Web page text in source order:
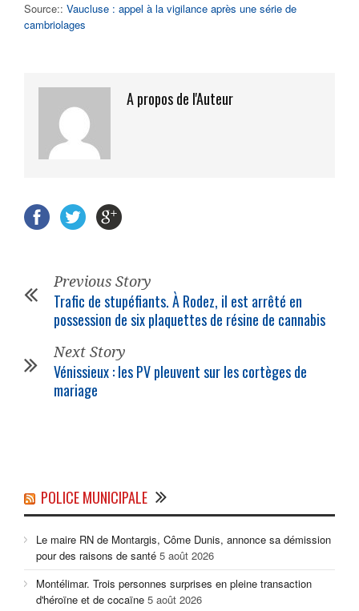
Source:: Vaucluse : appel à la vigilance après une série de
cambriolages
A propos de l'Auteur
Previous Story
Trafic de stupéfiants. À Rodez, il est arrêté en
possession de six plaquettes de résine de cannabis
Next Story
Vénissieux : les PV pleuvent sur les cortèges de
mariage
POLICE MUNICIPALE
Le maire RN de Montargis, Côme Dunis, annonce sa démission
pour des raisons de santé 5 août 2026
Montélimar. Trois personnes surprises en pleine transaction
d'héroïne et de cocaïne 5 août 2026